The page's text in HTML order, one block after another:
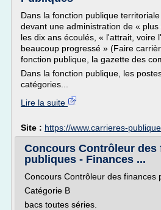
Dans la fonction publique
devant une administration de «
les dix ans écoulés, « l'attrait, voire
beaucoup progressé » (Faire
fonction publique, la gazette des
Dans la fonction publique, les
catégories...
Lire la suite
Site : https://www.carrieres-
Concours Contrôleur des
publiques - Finances ...
Concours Contrôleur des finances
Catégorie B
bacs toutes séries.